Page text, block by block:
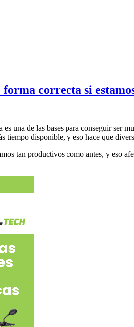
correcta si
una de las bases para conseguir ser
tiempo disponible, y eso hace que
tan productivos como antes, y eso